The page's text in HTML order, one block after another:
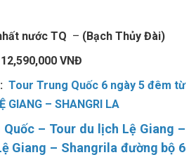
nước TQ – (Bạch Thủy Đài)
VNĐ
Tour Trung Quốc 6 ngày 5 đêm từ
GIANG – SHANGRI LA
Quốc – Tour du lịch Lệ Giang –
Giang – Shangrila đường bộ 6